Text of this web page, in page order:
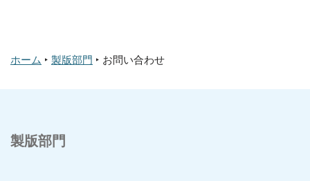
ホーム ‣ 製版部門 ‣ お問い合わせ
製版部門